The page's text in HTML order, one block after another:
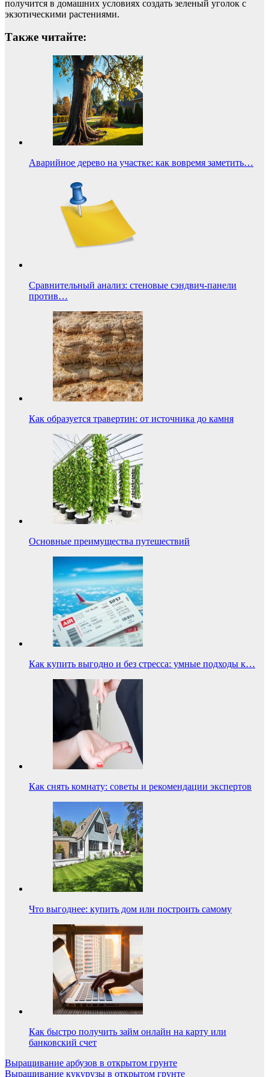
получится в домашних условиях создать зеленый уголок с
экзотическими растениями.
Также читайте:
Аварийное дерево на участке: как вовремя заметить…
Сравнительный анализ: стеновые сэндвич-панели
против…
Как образуется травертин: от источника до камня
Основные преимущества путешествий
Как купить выгодно и без стресса: умные подходы к…
Как снять комнату: советы и рекомендации экспертов
Что выгоднее: купить дом или построить самому
Как быстро получить займ онлайн на карту или
банковский счет
Навигация
Выращивание арбузов в открытом грунте
Выращивание кукурузы в открытом грунте